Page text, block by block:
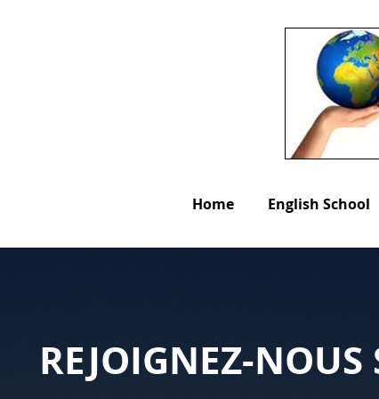
Home English School
REJOIGNEZ-NOUS